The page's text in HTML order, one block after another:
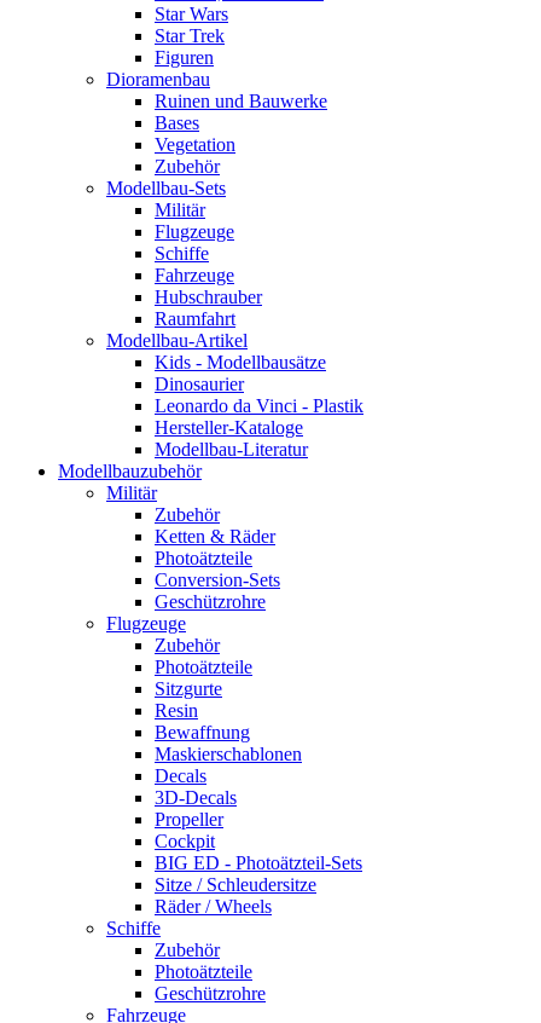
Star Wars
Star Trek
Figuren
Dioramenbau
Ruinen und Bauwerke
Bases
Vegetation
Zubehör
Modellbau-Sets
Militär
Flugzeuge
Schiffe
Fahrzeuge
Hubschrauber
Raumfahrt
Modellbau-Artikel
Kids - Modellbausätze
Dinosaurier
Leonardo da Vinci - Plastik
Hersteller-Kataloge
Modellbau-Literatur
Modellbauzubehör
Militär
Zubehör
Ketten & Räder
Photoätzteile
Conversion-Sets
Geschützrohre
Flugzeuge
Zubehör
Photoätzteile
Sitzgurte
Resin
Bewaffnung
Maskierschablonen
Decals
3D-Decals
Propeller
Cockpit
BIG ED - Photoätzteil-Sets
Sitze / Schleudersitze
Räder / Wheels
Schiffe
Zubehör
Photoätzteile
Geschützrohre
Fahrzeuge